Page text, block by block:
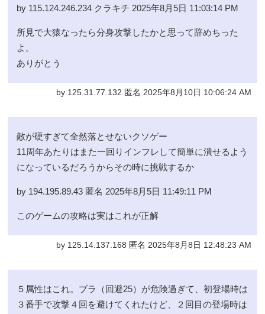
by 115.124.246.234 クラキチ 2025年8月5日 11:03:14 PM
所見で大猿なったら分身攻撃したかと思って辞めちった
よ。
ありがとう
by 125.31.77.132 匿名 2025年8月10日 10:06:24 AM
敵が硬すぎて全然落とせないクソゲー
11周年あたりはまた一回りインフレして簡単に潰せるよう
になっているだろうからその時に挑戦するか
by 194.195.89.43 匿名 2025年8月5日 11:49:11 PM
このゲームの攻略は実はこれが正解
by 125.14.137.168 匿名 2025年8月8日 12:48:23 AM
５属性はこれ。ブラ（回避25）が危険過ぎて、初登場時は
３番手で攻撃４回を避けてくれたけど、２回目の登場時は